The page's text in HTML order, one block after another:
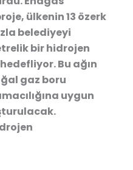
ülkenin 13 özerk
belediyeyi
bir hidrojen
Bu ağın
gaz boru
uygun